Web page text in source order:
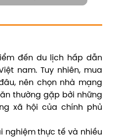
đến du lịch hấp dẫn
nam. Tuy nhiên, mua
nên chọn nhà mạng
thường gặp bởi những
xã hội của chính phủ
nghiệm thực tế và nhiều